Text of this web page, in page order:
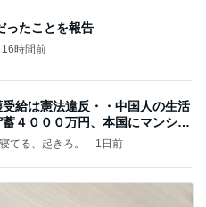
ったことを報告
16時間前
給は憲法違反・・中国人の生活
４０００万円、本国にマンショ
てる、起きろ。 1日前